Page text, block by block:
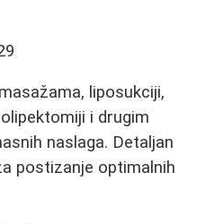
liposukciji,
i drugim
naslaga. Detaljan
postizanje optimalnih